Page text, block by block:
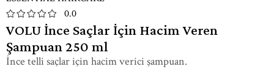
0.0
VOLU İnce Saçlar İçin Hacim Veren
Şampuan 250 ml
İnce telli saçlar için hacim verici şampuan.